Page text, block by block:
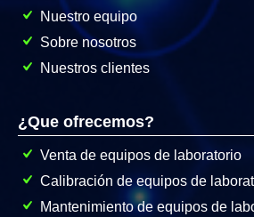
Nuestro equipo
Sobre nosotros
Nuestros clientes
¿Que ofrecemos?
Venta de equipos de laboratorio
Calibración de equipos de
Mantenimiento de equipos de